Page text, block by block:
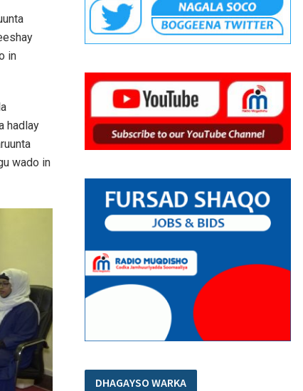
in
hadlay
wado in
DHAGAYSO WARKA